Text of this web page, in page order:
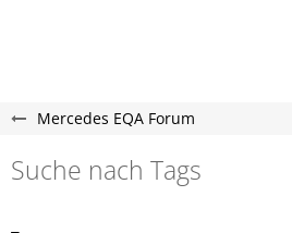
Mercedes EQA Forum
Suche nach Tags